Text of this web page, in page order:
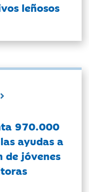
leñosos
970.000
ayudas a
de jóvenes